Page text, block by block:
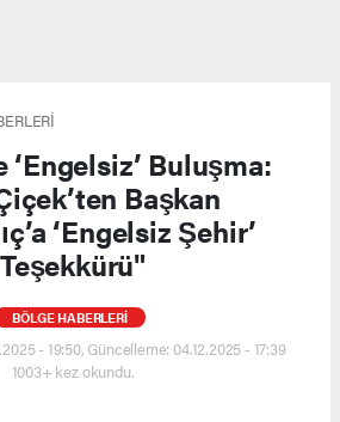
‘Engelsiz’ Buluşma:
Başkan
‘Engelsiz Şehir’
Teşekkürü"
BÖLGE HABERLERİ
- 19:50, Güncelleme: 04.12.2025 - 17:39
1003+ kez okundu.